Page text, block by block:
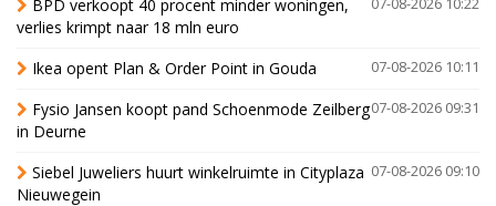
07-08-2026 10:22
BPD verkoopt 40 procent minder woningen,
verlies krimpt naar 18 mln euro
07-08-2026 10:11
Ikea opent Plan & Order Point in Gouda
07-08-2026 09:31
Fysio Jansen koopt pand Schoenmode Zeilberg
in Deurne
07-08-2026 09:10
Siebel Juweliers huurt winkelruimte in Cityplaza
Nieuwegein